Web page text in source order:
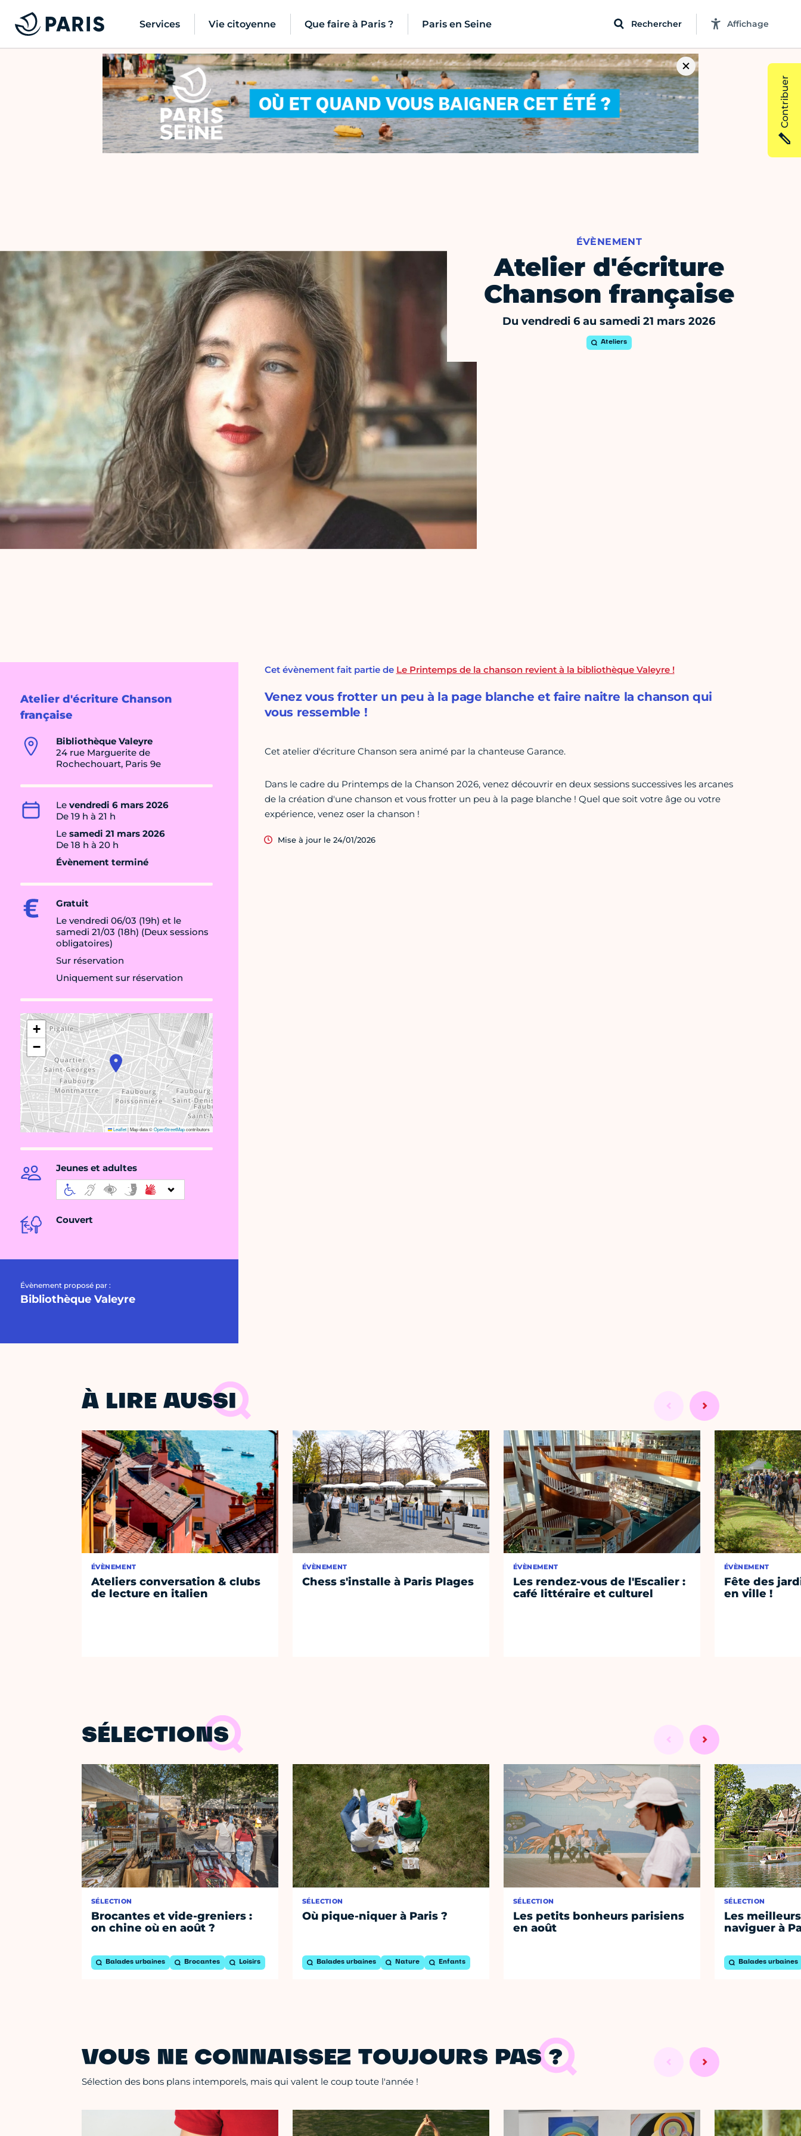
Services Vie citoyenne Que faire à Paris ? Paris en Seine Rechercher Affichage
ÉVÈNEMENT
Atelier d'écriture
Chanson française
Du vendredi 6 au samedi 21 mars 2026
Ateliers
Atelier d'écriture Chanson
française
Bibliothèque Valeyre
24 rue Marguerite de
Rochechouart, Paris 9e
Le vendredi 6 mars 2026
De 19 h à 21 h
Le samedi 21 mars 2026
De 18 h à 20 h
Évènement terminé
Gratuit
Le vendredi 06/03 (19h) et le
samedi 21/03 (18h) (Deux sessions
obligatoires)
Sur réservation
Uniquement sur réservation
+
−
Leaflet|Map data ©OpenStreetMapcontributors
Jeunes et adultes
Couvert
Évènement proposé par :
Bibliothèque Valeyre
Cet évènement fait partie de Le Printemps de la chanson revient à la bibliothèque Valeyre !
Venez vous frotter un peu à la page blanche et faire naitre la chanson qui
vous ressemble !
Cet atelier d'écriture Chanson sera animé par la chanteuse Garance.
Dans le cadre du Printemps de la Chanson 2026, venez découvrir en deux sessions successives les arcanes
de la création d'une chanson et vous frotter un peu à la page blanche ! Quel que soit votre âge ou votre
expérience, venez oser la chanson !
Mise à jour le 24/01/2026
À LIRE AUSSI
ÉVÈNEMENT
Ateliers conversation & clubs
de lecture en italien
ÉVÈNEMENT
Chess s'installe à Paris Plages
ÉVÈNEMENT
Les rendez-vous de l'Escalier :
café littéraire et culturel
ÉVÈNEMENT
Fête des
en ville !
SÉLECTIONS
SÉLECTION
Brocantes et vide-greniers :
on chine où en août ?
Balades urbaines Brocantes Loisirs
SÉLECTION
Où pique-niquer à Paris ?
Balades urbaines Nature Enfants
SÉLECTION
Les petits bonheurs parisiens
en août
SÉLECTION
Les
naviguer à
Balades urbaines
VOUS NE CONNAISSEZ TOUJOURS PAS ?
Sélection des bons plans intemporels, mais qui valent le coup toute l'année !
Contribuer